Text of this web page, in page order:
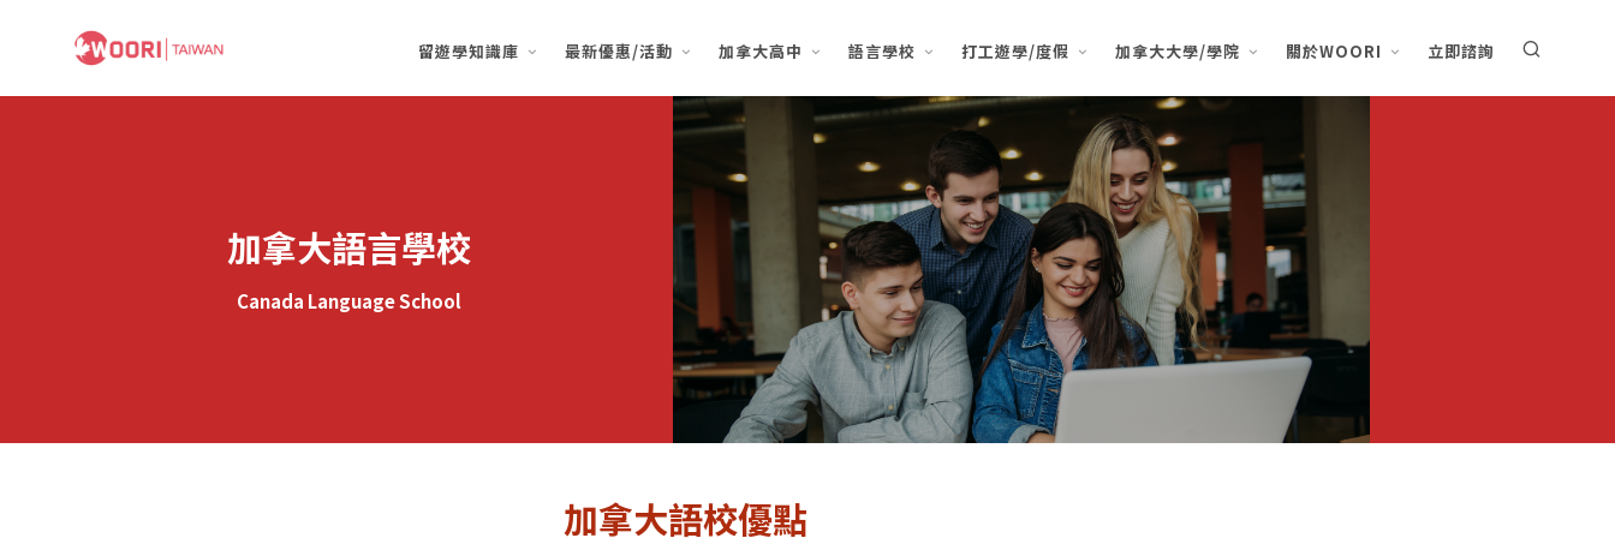
留遊學知識庫 最新優惠/活動 加拿大高中 語言學校 打工遊學/度假 加拿大大學/學院 關於WOORI 立即諮詢
加拿大語言學校
Canada Language School
加拿大語校優點